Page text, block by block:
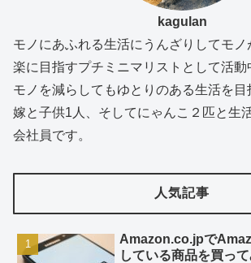
kagulan
モノにあふれる生活にうんざりしてモ
楽に目指すプチミニマリストとして活
モノを減らしてもゆとりのある生活を目
嫁と子供1人、そしてにゃんこ２匹と生
会社員です。
人気記事
Amazon.co.jpで
している商品を買っ